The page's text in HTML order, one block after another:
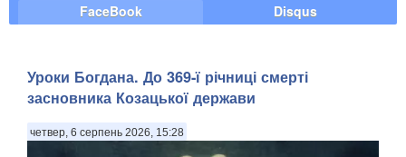
FaceBook Disqus
Уроки Богдана. До 369-ї річниці смерті
засновника Козацької держави
четвер, 6 серпень 2026, 15:28